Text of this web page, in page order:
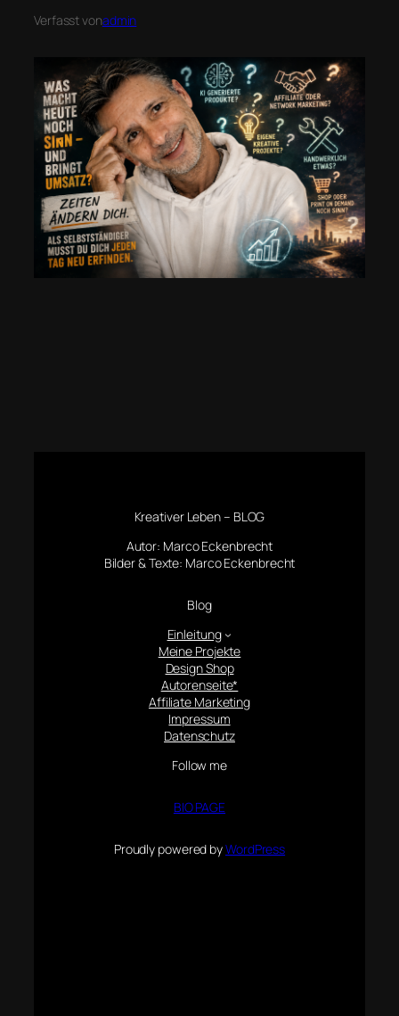
Verfasst vonadmin
Kreativer Leben – BLOG
Autor: Marco Eckenbrecht
Bilder & Texte: Marco Eckenbrecht
Blog
Einleitung
Meine Projekte
Design Shop
Autorenseite*
Affiliate Marketing
Impressum
Datenschutz
Follow me
BIO PAGE
Proudly powered byWordPress